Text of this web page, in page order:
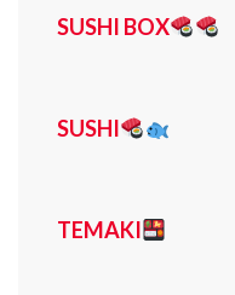
SUSHI BOX
SUSHI
TEMAKI